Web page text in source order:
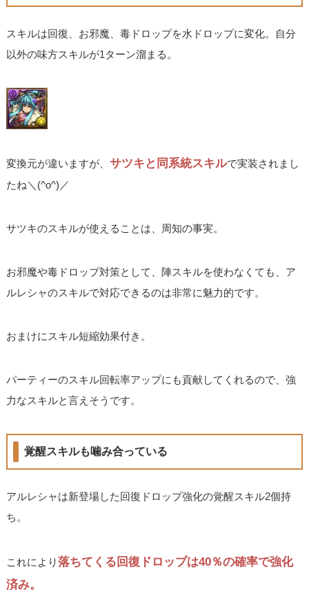
スキルは回復、お邪魔、毒ドロップを水ドロップに変化。自分
以外の味方スキルが1ターン溜まる。
変換元が違いますが、サツキと同系統スキルで実装されまし
たね＼(^o^)／
サツキのスキルが使えることは、周知の事実。
お邪魔や毒ドロップ対策として、陣スキルを使わなくても、ア
ルレシャのスキルで対応できるのは非常に魅力的です。
おまけにスキル短縮効果付き。
パーティーのスキル回転率アップにも貢献してくれるので、強
力なスキルと言えそうです。
覚醒スキルも噛み合っている
アルレシャは新登場した回復ドロップ強化の覚醒スキル2個持
ち。
これにより落ちてくる回復ドロップは40％の確率で強化
済み。